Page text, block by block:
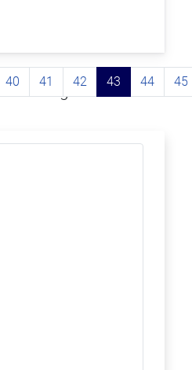
Página 43 de 93
40 41 42 43 44 45